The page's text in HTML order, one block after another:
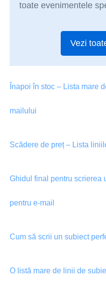
toate evenimentele
Vezi
Înapoi în stoc – Lista mare
mailului
Scădere de preț – Lista
Ghidul final pentru scrierea
pentru e-mail
Cum să scrii un subiect
O listă mare de linii de